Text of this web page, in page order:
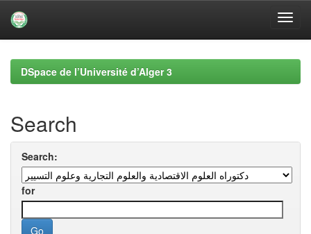
navigationDSpace de l’Université d’Alger 3
Search
Search:
for